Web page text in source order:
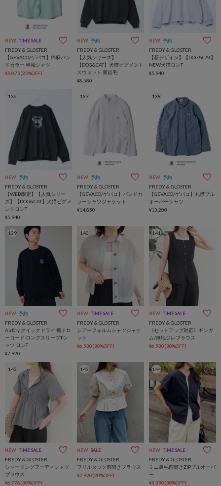
NEW TIME SALE
FREDY & GLOSTER
【GEVACO/ゲバコ】綿麻バン
ドカラー 半袖シャツ
¥9,075(25%OFF)
NEW 予約
FREDY & GLOSTER
【人気シリーズ】
【DOG&CAT】犬猫ピグメント
スウェット 裏起毛
¥8,580
NEW 予約
FREDY & GLOSTER
【新デザイン】【DOG&CAT】
NEW犬猫ロンT
¥5,940
136
NEW 予約
FREDY & GLOSTER
【WEB限定】【人気シリー
ズ】【DOG&CAT】犬猫ピグメ
ントロンT
¥5,940
137
NEW 予約
FREDY & GLOSTER
【GEVACO/ゲバコ】バンドカ
ラーシャツジャケット
¥14,850
138
NEW 予約
FREDY & GLOSTER
【GEVACO/ゲバコ】丸襟プル
オーバーシャツ
¥13,200
139
NEW 予約
FREDY & GLOSTER
AirDry クイックドライ 裾ドロ
ーコード ロングスリーブTシ
ャツ ロンT
¥7,920
140
NEW TIME SALE
FREDY & GLOSTER
シアーフォルムシャツジャケ
ット
¥6,930(30%OFF)
141
NEW TIME SALE
FREDY & GLOSTER
《セットアップ対応》ギンガ
ム/無地ジレブラウス
¥6,930(30%OFF)
142
NEW TIME SALE
FREDY & GLOSTER
シャーリングフーディシャツ
ブラウス
¥6,776(30%OFF)
143
NEW SALE
FREDY & GLOSTER
フリルタック前開きブラウス
¥7,920(20%OFF)
144
NEW TIME SALE
FREDY & GLOSTER
ミニ裏毛前開きZIPプルオーバ
ー
¥5,390(30%OFF)